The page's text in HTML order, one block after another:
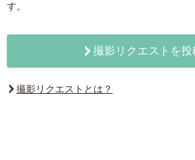
す。
撮影リクエストを投
撮影リクエストとは？